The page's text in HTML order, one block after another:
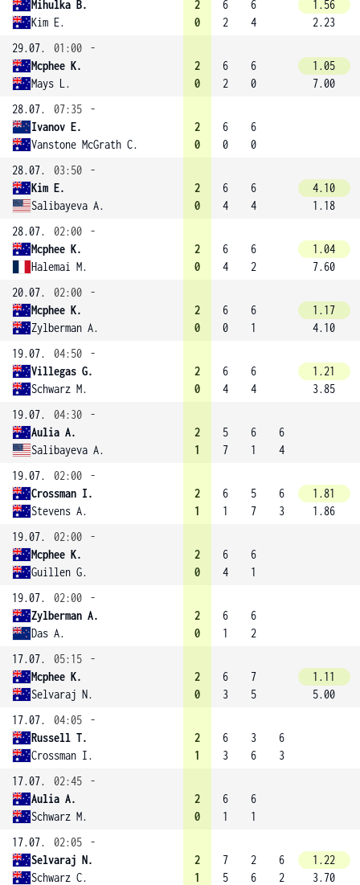
Mihulka B.
Kim E.
2
0
6
2
6
4
1.56
2.23
29.07.
01:00
-
Mcphee K.
Mays L.
2
0
6
2
6
0
1.05
7.00
28.07.
07:35
-
Ivanov E.
Vanstone McGrath C.
2
0
6
0
6
0
28.07.
03:50
-
Kim E.
Salibayeva A.
2
0
6
4
6
4
4.10
1.18
28.07.
02:00
-
Mcphee K.
Halemai M.
2
0
6
4
6
2
1.04
7.60
20.07.
02:00
-
Mcphee K.
Zylberman A.
2
0
6
0
6
1
1.17
4.10
19.07.
04:50
-
Villegas G.
Schwarz M.
2
0
6
4
6
4
1.21
3.85
19.07.
04:30
-
Aulia A.
Salibayeva A.
2
1
5
7
6
1
6
4
19.07.
02:00
-
Crossman I.
Stevens A.
2
1
6
1
5
7
6
3
1.81
1.86
19.07.
02:00
-
Mcphee K.
Guillen G.
2
0
6
4
6
1
19.07.
02:00
-
Zylberman A.
Das A.
2
0
6
1
6
2
17.07.
05:15
-
Mcphee K.
Selvaraj N.
2
0
6
3
7
5
1.11
5.00
17.07.
04:05
-
Russell T.
Crossman I.
2
1
6
3
3
6
6
3
17.07.
02:45
-
Aulia A.
Schwarz M.
2
0
6
1
6
1
17.07.
02:05
-
Selvaraj N.
Schwarz C.
2
1
7
5
2
6
6
2
1.22
3.70